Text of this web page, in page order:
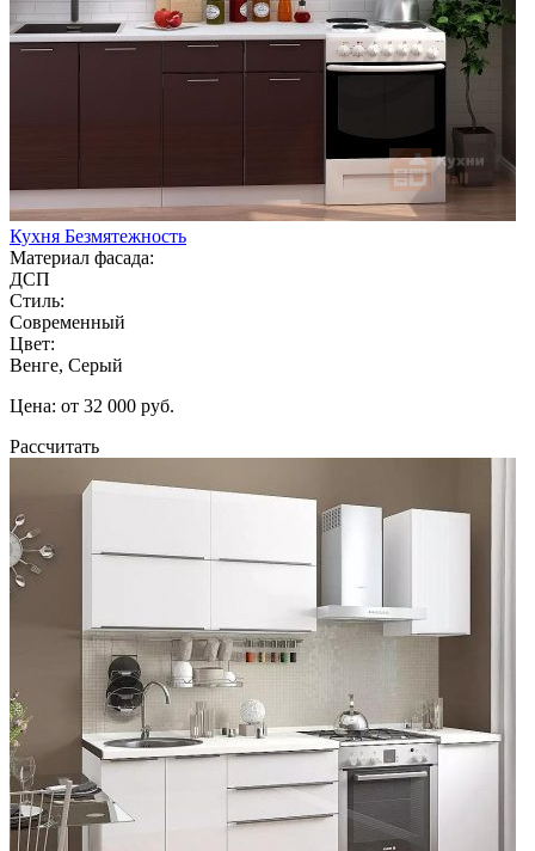
Кухня Безмятежность
Материал фасада:
ДСП
Стиль:
Современный
Цвет:
Венге, Серый
Цена: от 32 000 руб.
Рассчитать